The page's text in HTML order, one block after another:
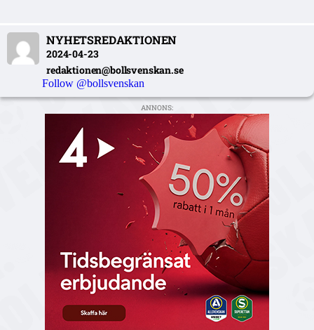
NYHETSREDAKTIONEN
2024-04-23
redaktionen@bollsvenskan.se
Follow @bollsvenskan
ANNONS: